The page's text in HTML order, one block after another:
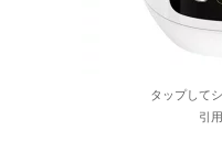
タップして
引